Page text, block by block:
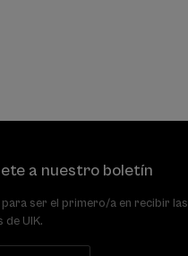
a nuestro boletín
ser el primero/a en recibir las
de UIK.